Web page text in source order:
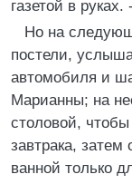
газетой в
Но на
постели,
автомобиля и
Марианны; на
столовой,
завтрака, затем
ванной только